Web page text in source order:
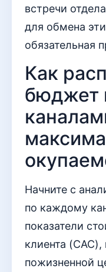
встречи
для обмена
обязательная
Как
бюджет
Начните с
по каждому
показатели
клиента
пожизненной